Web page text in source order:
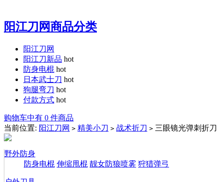
阳江刀网商品分类
阳江刀网
阳江刀新品 hot
防身电棍 hot
日本武士刀 hot
狗腿弯刀 hot
付款方式 hot
购物车中有 0 件商品
当前位置: 阳江刀网 > 精美小刀 > 战术折刀 > 三眼镜光弹刺折刀
野外防身
防身电棍 伸缩甩棍 靓女防狼喷雾 狩猎弹弓